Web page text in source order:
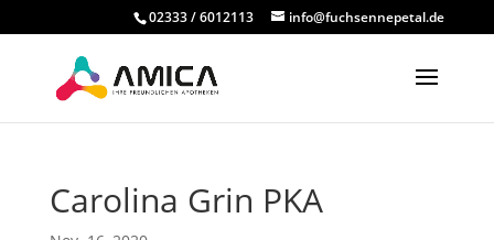
02333 / 6012113 info@fuchsennepetal.de
Carolina Grin PKA